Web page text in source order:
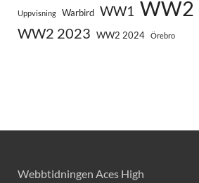
Uppvisning Warbird WW1 WW2
WW2 2023 WW2 2024 Örebro
Webbtidningen Aces High